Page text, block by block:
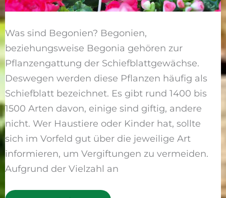
Was sind Begonien? Begonien,
beziehungsweise Begonia gehören zur
Pflanzengattung der Schiefblattgewächse.
Deswegen werden diese Pflanzen häufig als
Schiefblatt bezeichnet. Es gibt rund 1400 bis
1500 Arten davon, einige sind giftig, andere
nicht. Wer Haustiere oder Kinder hat, sollte
sich im Vorfeld gut über die jeweilige Art
informieren, um Vergiftungen zu vermeiden.
Aufgrund der Vielzahl an